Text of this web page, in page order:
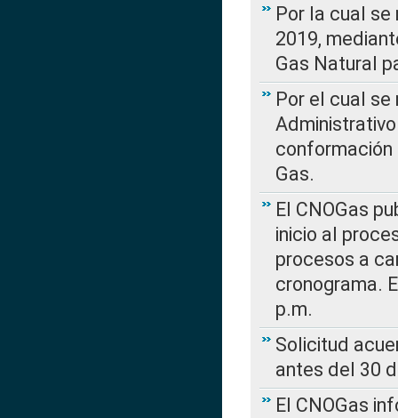
Por la cual
2019,
Gas Natural
Por el cual
conformación
Gas.
El CNOGas
inicio al
procesos a
cronograma.
p.m.
Solicitud
antes del 30
El CNOGas